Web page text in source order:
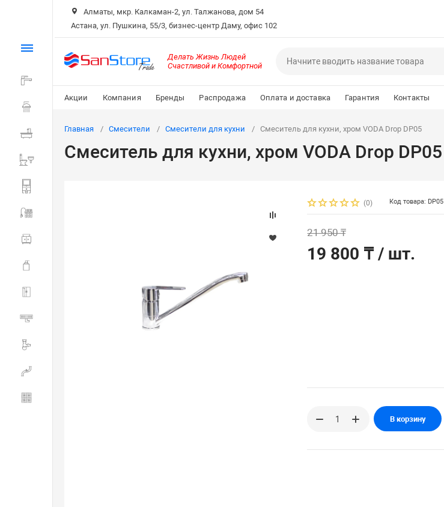
Алматы, мкр. Калкаман-2, ул. Талжанова, дом 54
Астана, ул. Пушкина, 55/3, бизнес-центр Даму, офис 102
Делать Жизнь Людей
Счастливой и Комфортной
Акции Компания Бренды Распродажа Оплата и доставка Гарантия Контакты
Ванна
Санитарная керамика
Душевые ограждения
Трапы водоотводящие
Главная Смесители Смесители для кухни Смеситель для кухни, хром VODA Drop DP05
Смеситель для кухни, хром VODA Drop DP05
(0) Код товара: DP05
21 950 ₸
19 800 ₸/ шт.
В корзину